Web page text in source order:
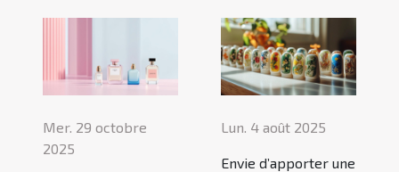
Mer. 29 octobre
2025
Lun. 4 août 2025
Envie d’apporter une